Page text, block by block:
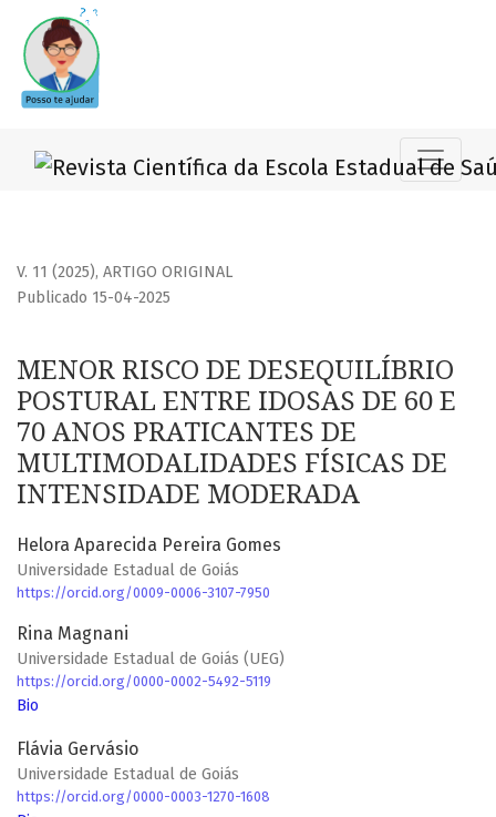
MENOR RISCO DE DESEQUILÍBRIO POSTURAL ENTRE
V. 11 (2025), ARTIGO ORIGINAL
MENOR RISCO DE DESEQUILÍBRIO
POSTURAL ENTRE IDOSAS DE 60 E
70 ANOS PRATICANTES DE
MULTIMODALIDADES FÍSICAS DE
INTENSIDADE MODERADA
Publicado 15-04-2025
Helora Aparecida Pereira Gomes
Universidade Estadual de Goiás
https://orcid.org/0009-0006-3107-7950
Rina Magnani
Universidade Estadual de Goiás (UEG)
https://orcid.org/0000-0002-5492-5119
Bio
Flávia Gervásio
Universidade Estadual de Goiás
https://orcid.org/0000-0003-1270-1608